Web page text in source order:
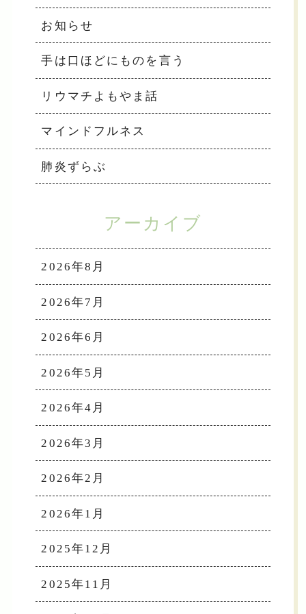
お知らせ
手は口ほどにものを言う
リウマチよもやま話
マインドフルネス
肺炎ずらぶ
アーカイブ
2026年8月
2026年7月
2026年6月
2026年5月
2026年4月
2026年3月
2026年2月
2026年1月
2025年12月
2025年11月